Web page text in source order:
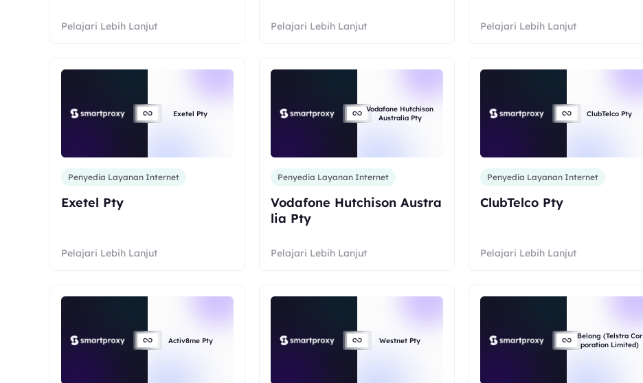
Pelajari Lebih Lanjut Pelajari Lebih Lanjut Pelajari Lebih Lanjut
Exetel Pty
Penyedia Layanan Internet
Exetel Pty
Pelajari Lebih Lanjut
Vodafone Hutchison
Australia Pty
Penyedia Layanan Internet
Vodafone Hutchison Austra
lia Pty
Pelajari Lebih Lanjut
ClubTelco Pty
Penyedia Layanan Internet
ClubTelco Pty
Pelajari Lebih Lanjut
Activ8me Pty Westnet Pty
Belong (Telstra Cor
poration Limited)